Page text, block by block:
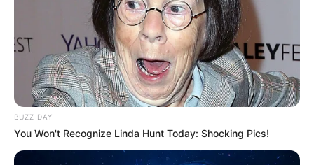
BUZZ DAY
You Won't Recognize Linda Hunt Today: Shocking Pics!